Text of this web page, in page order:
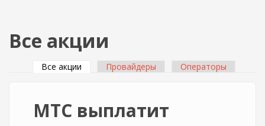
Все акции
Все акции (активная вкладка)
Провайдеры Операторы
МТС выплатит